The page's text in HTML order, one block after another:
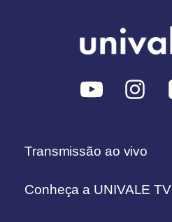
Transmissão ao vivo
Conheça a UNIVALE TV